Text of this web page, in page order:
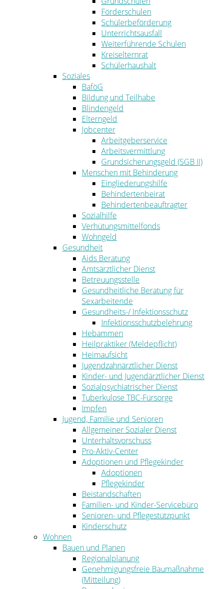
Förderschulen
Schülerbeförderung
Unterrichtsausfall
Weiterführende Schulen
Kreiselternrat
Schülerhaushalt
Soziales
BaföG
Bildung und Teilhabe
Blindengeld
Elterngeld
Jobcenter
Arbeitgeberservice
Arbeitsvermittlung
Grundsicherungsgeld (SGB II)
Menschen mit Behinderung
Eingliederungshilfe
Behindertenbeirat
Behindertenbeauftragter
Sozialhilfe
Verhütungsmittelfonds
Wohngeld
Gesundheit
Aids Beratung
Amtsärztlicher Dienst
Betreuungsstelle
Gesundheitliche Beratung für
Sexarbeitende
Gesundheits-/ Infektionsschutz
Infektionsschutzbelehrung
Hebammen
Heilpraktiker (Meldepflicht)
Heimaufsicht
Jugendzahnärztlicher Dienst
Kinder- und Jugendärztlicher Dienst
Sozialpsychiatrischer Dienst
Tuberkulose TBC-Fürsorge
Impfen
Jugend, Familie und Senioren
Allgemeiner Sozialer Dienst
Unterhaltsvorschuss
Pro-Aktiv-Center
Adoptionen und Pflegekinder
Adoptionen
Pflegekinder
Beistandschaften
Familien- und Kinder-Servicebüro
Senioren- und Pflegestützpunkt
Kinderschutz
Wohnen
Bauen und Planen
Regionalplanung
Genehmigungsfreie Baumaßnahme
(Mitteilung)